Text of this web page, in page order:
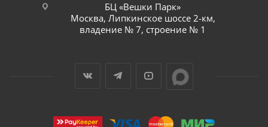
БЦ «Вешки Парк»
Москва, Липкинское шоссе 2-км,
владение № 7, строение № 1